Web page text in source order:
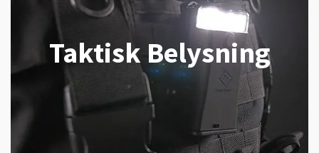
Taktisk Belysning